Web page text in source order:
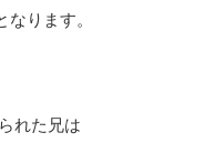
ります。
れた兄は